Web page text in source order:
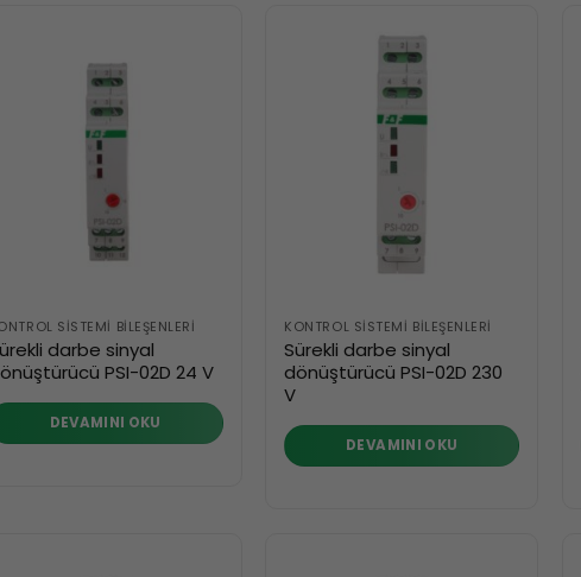
SISTEMI BILEŞENLERI
darbe sinyal
PSI-02D 24 V
DEVAMINI OKU
KONTROL SISTEMI BILEŞENLERI
Sürekli darbe sinyal
dönüştürücü PSI-02D 230
V
DEVAMINI OKU